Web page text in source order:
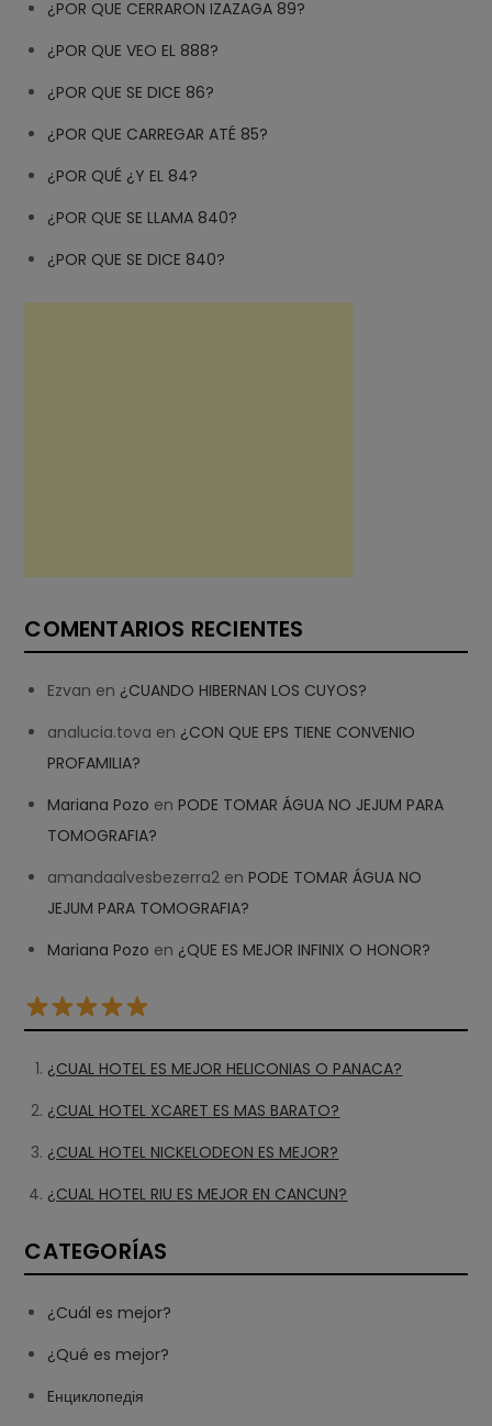
¿POR QUE CERRARON IZAZAGA 89?
¿POR QUE VEO EL 888?
¿POR QUE SE DICE 86?
¿POR QUE CARREGAR ATÉ 85?
¿POR QUÉ ¿Y EL 84?
¿POR QUE SE LLAMA 840?
¿POR QUE SE DICE 840?
COMENTARIOS RECIENTES
Ezvan en ¿CUANDO HIBERNAN LOS CUYOS?
analucia.tova en ¿CON QUE EPS TIENE CONVENIO
PROFAMILIA?
Mariana Pozo enPODE TOMAR ÁGUA NO JEJUM PARA
TOMOGRAFIA?
amandaalvesbezerra2 enPODE TOMAR ÁGUA NO
JEJUM PARA TOMOGRAFIA?
Mariana Pozo en ¿QUE ES MEJOR INFINIX O HONOR?
¿CUAL HOTEL ES MEJOR HELICONIAS O PANACA?
¿CUAL HOTEL XCARET ES MAS BARATO?
¿CUAL HOTEL NICKELODEON ES MEJOR?
¿CUAL HOTEL RIU ES MEJOR EN CANCUN?
CATEGORÍAS
¿Cuál es mejor?
¿Qué es mejor?
Eнциклопедія